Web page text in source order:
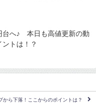
台へ♪ 本日も高値更新の動
ントは！？
ら下落！ここからのポイントは？